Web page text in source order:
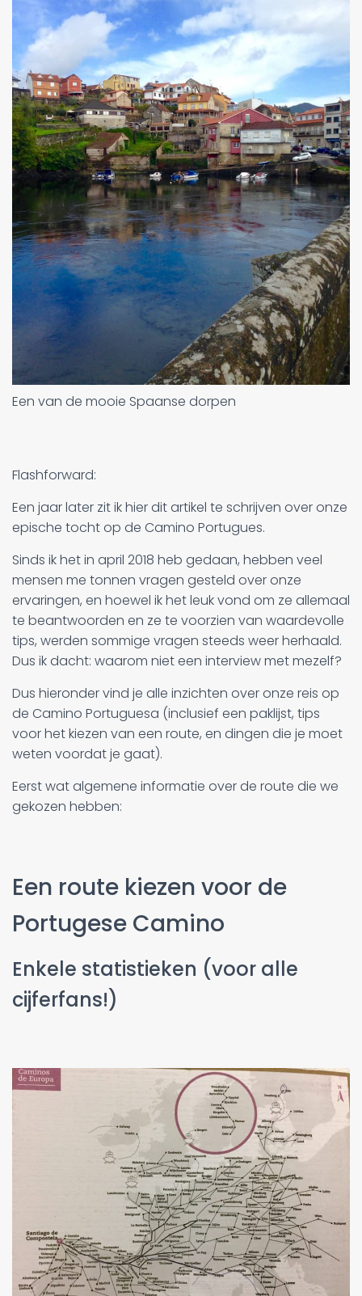
Een van de mooie Spaanse dorpen
Flashforward:
Een jaar later zit ik hier dit artikel te schrijven over onze
epische tocht op de Camino Portugues.
Sinds ik het in april 2018 heb gedaan, hebben veel
mensen me tonnen vragen gesteld over onze
ervaringen, en hoewel ik het leuk vond om ze allemaal
te beantwoorden en ze te voorzien van waardevolle
tips, werden sommige vragen steeds weer herhaald.
Dus ik dacht: waarom niet een interview met mezelf?
Dus hieronder vind je alle inzichten over onze reis op
de Camino Portuguesa (inclusief een paklijst, tips
voor het kiezen van een route, en dingen die je moet
weten voordat je gaat).
Eerst wat algemene informatie over de route die we
gekozen hebben:
Een route kiezen voor de
Portugese Camino
Enkele statistieken (voor alle
cijferfans!)